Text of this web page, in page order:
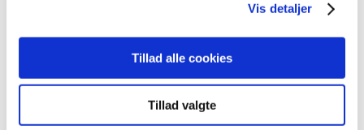
Vis detaljer
Tillad alle cookies
Tillad valgte
bliver der for alvor skruet op for
lade-infrastrukturen i det vestjyske.
RAH-koncernen har besluttet at...